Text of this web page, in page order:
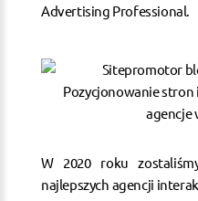
Advertising Professional.
W 2020 roku
najlepszych agencji